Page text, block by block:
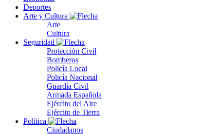
Deportes
Arte y Cultura
Arte
Cultura
Seguridad
Protección Civil
Bomberos
Policía Local
Policía Nacional
Guardia Civil
Armada Española
Ejército del Aire
Ejército de Tierra
Política
Ciudadanos